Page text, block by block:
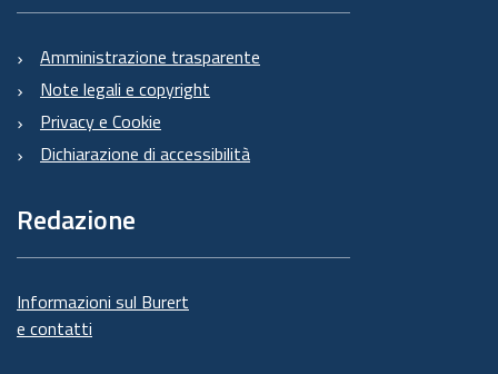
Amministrazione trasparente
Note legali e copyright
Privacy e Cookie
Dichiarazione di accessibilità
Redazione
Informazioni sul Burert
e contatti